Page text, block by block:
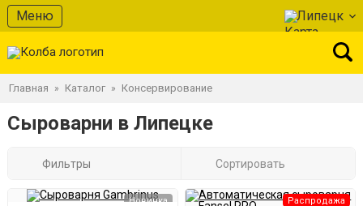
Меню Липецк
Главная » Каталог » Консервирование
Сыроварни в Липецке
Фильтры Сортировать
Новинка Распродажа